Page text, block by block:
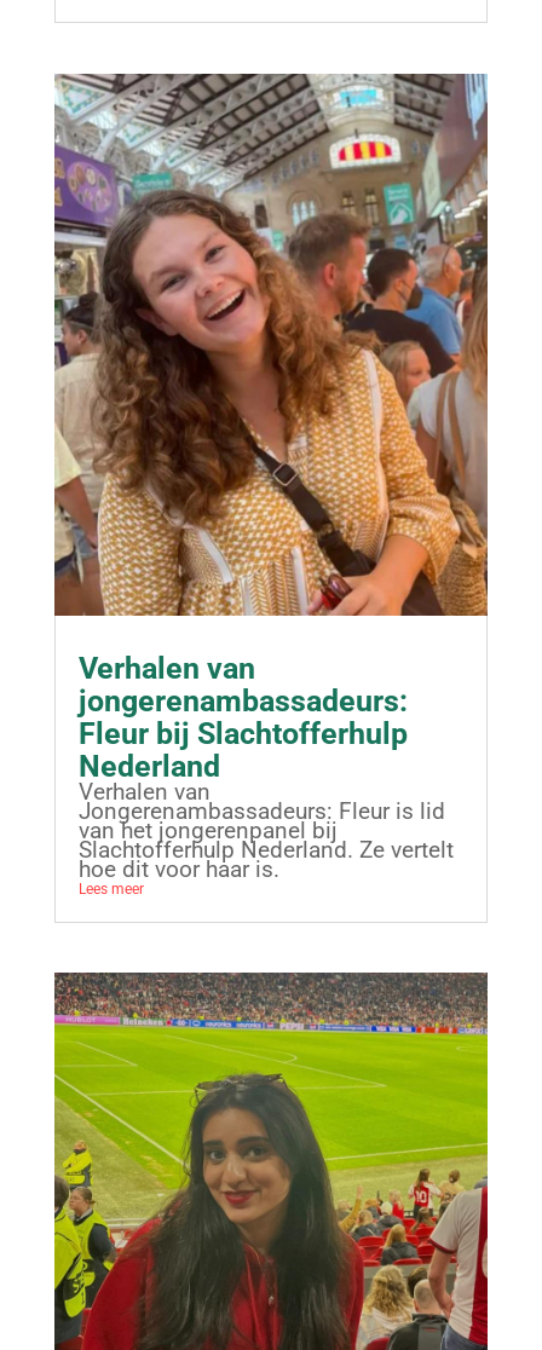
Verhalen van
jongerenambassadeurs:
Fleur bij Slachtofferhulp
Nederland
Verhalen van
Jongerenambassadeurs: Fleur is lid
van het jongerenpanel bij
Slachtofferhulp Nederland. Ze vertelt
hoe dit voor haar is.
Lees meer